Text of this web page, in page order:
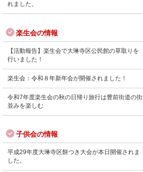
れました。
楽生会の情報
【活動報告】楽生会で大琳寺区公民館の草取りを
行いました！
楽生会：令和８年新年会が開催されました！
令和7年度楽生会の秋の日帰り旅行は豊前街道の街
並みを楽しむ
子供会の情報
平成29年度大琳寺区餅つき大会が本日開催されま
した。